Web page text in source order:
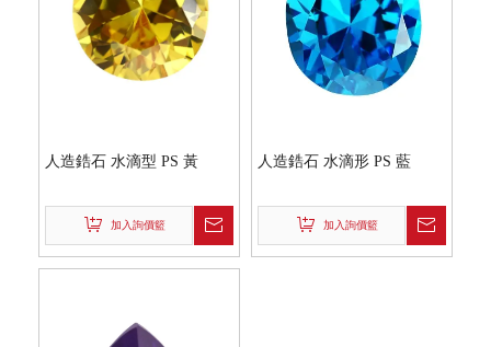
人造鋯石 水滴型 PS 黃
加入詢價籃
人造鋯石 水滴形 PS 藍
加入詢價籃